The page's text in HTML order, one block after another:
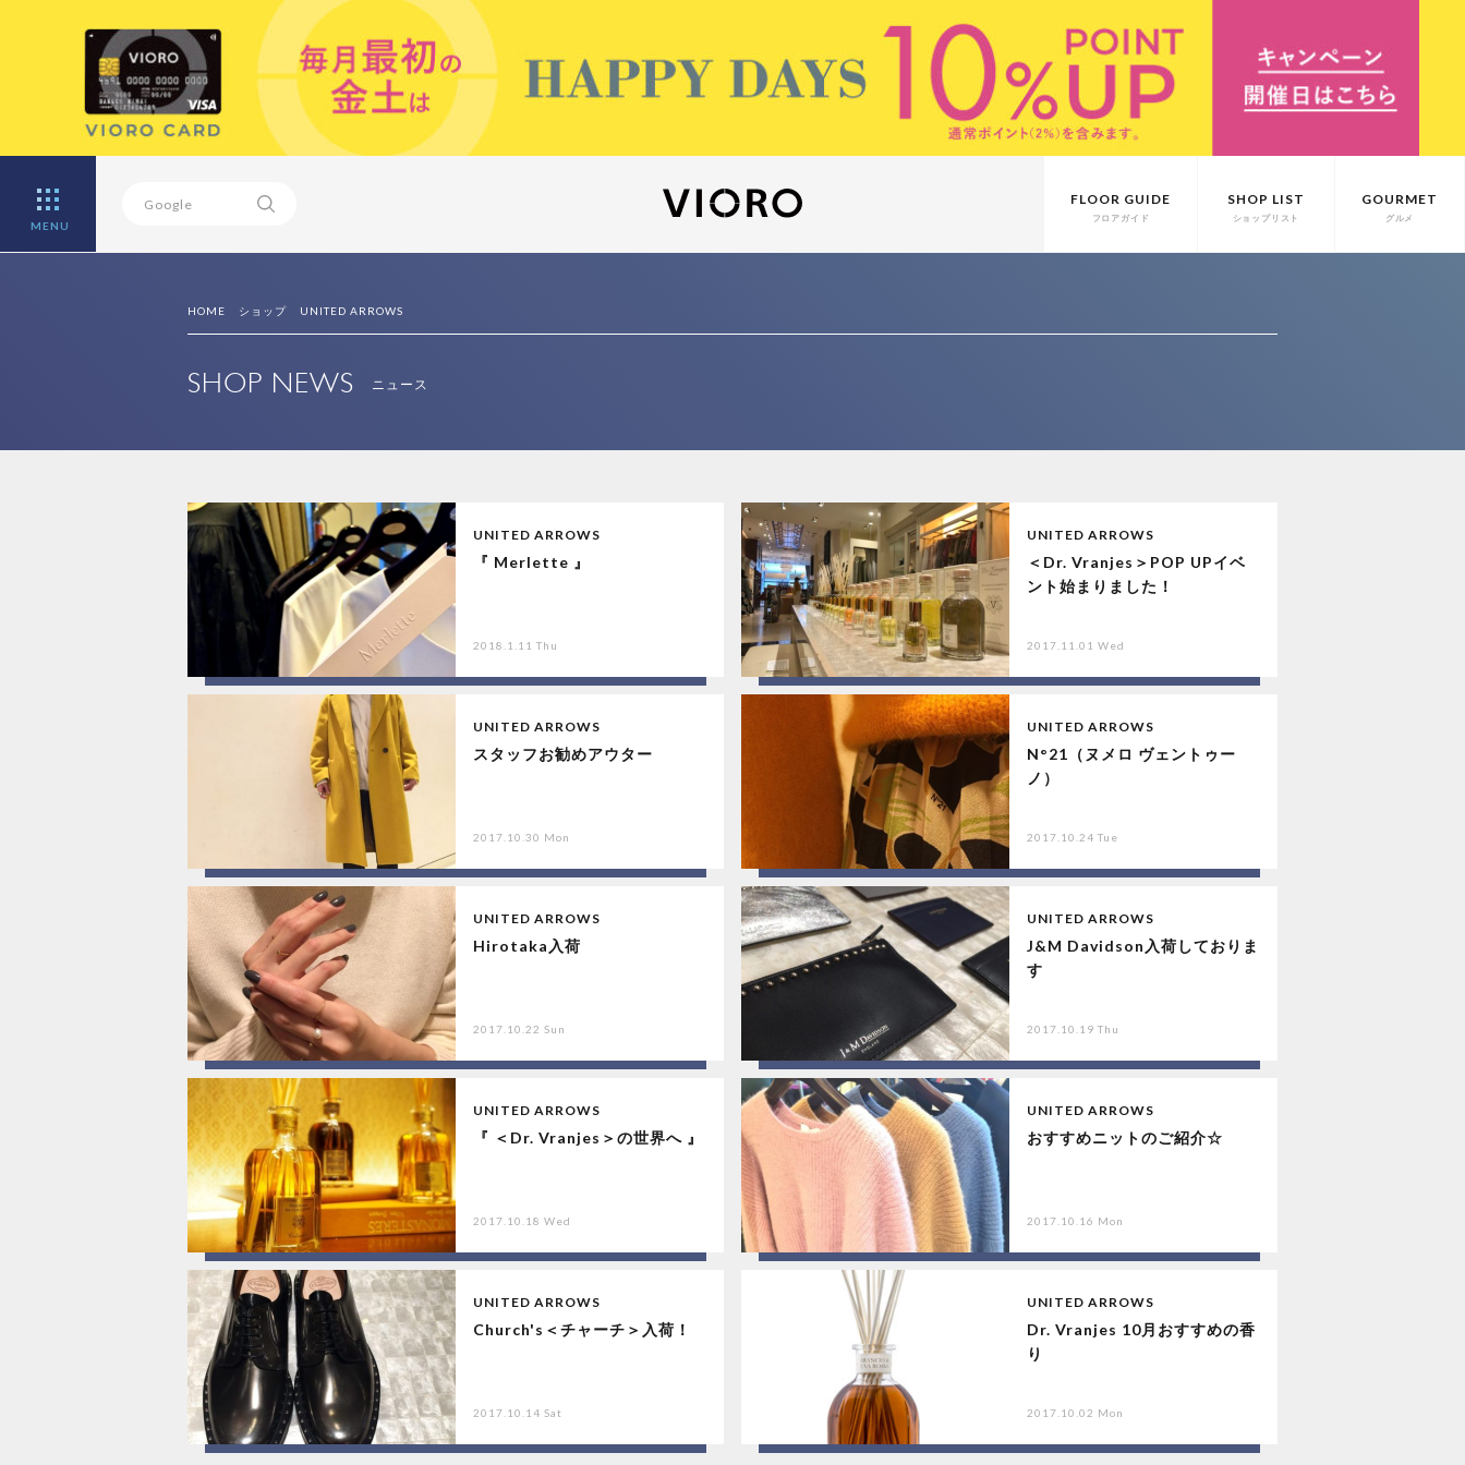
MENU
FLOOR GUIDE
フロアガイド
SHOP LIST
ショップリスト
GOURMET
グルメ
HOME ショップ UNITED ARROWS
SHOP NEWS ニュース
UNITED ARROWS
『 Merlette 』
2018.1.11 Thu
UNITED ARROWS
＜Dr. Vranjes＞POP UPイベ
ント始まりました！
2017.11.01 Wed
UNITED ARROWS
スタッフお勧めアウター
2017.10.30 Mon
UNITED ARROWS
N°21（ヌメロ ヴェントゥー
ノ）
2017.10.24 Tue
UNITED ARROWS
Hirotaka入荷
2017.10.22 Sun
UNITED ARROWS
J&M Davidson入荷しておりま
す
2017.10.19 Thu
UNITED ARROWS
『 ＜Dr. Vranjes＞の世界へ 』
2017.10.18 Wed
UNITED ARROWS
おすすめニットのご紹介☆
2017.10.16 Mon
UNITED ARROWS
Church's＜チャーチ＞入荷！
2017.10.14 Sat
UNITED ARROWS
Dr. Vranjes 10月おすすめの香
り
2017.10.02 Mon